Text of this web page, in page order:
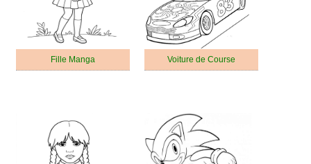
Fille Manga Voiture de Course